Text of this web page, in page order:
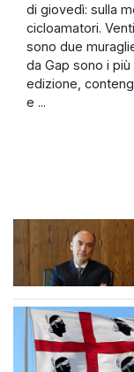
di giovedì: sulla
cicloamatori.
sono due
da Gap sono i
edizione,
e ...